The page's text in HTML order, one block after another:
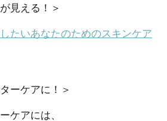
見える！＞
たいあなたのためのスキンケア
ーケアに！＞
ケアには、